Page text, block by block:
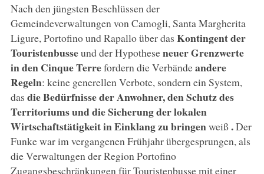
Nach den jüngsten Beschlüssen der
Gemeindeverwaltungen von Camogli, Santa Margherita
Ligure, Portofino und Rapallo über das Kontingent der
Touristenbusseund der Hypotheseneuer Grenzwerte
in den Cinque Terrefordern die Verbändeandere
Regeln: keine generellen Verbote, sondern ein System,
das die Bedürfnisse der Anwohner, den Schutz des
Territoriums und die Sicherung der lokalen
Wirtschaftstätigkeit in Einklang zu bringenweiß.Der
Funke war im vergangenen Frühjahr übergesprungen, als
die Verwaltungen der Region Portofino
Zugangsbeschränkungen für Touristenbusse mit einer